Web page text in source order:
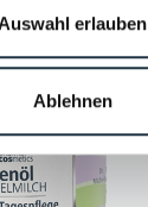
Auswahl erlauben
Ablehnen